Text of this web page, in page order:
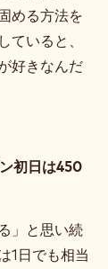
める方法を
ていると、
好きなんだ
初日は450
」と思い続
1日でも相当